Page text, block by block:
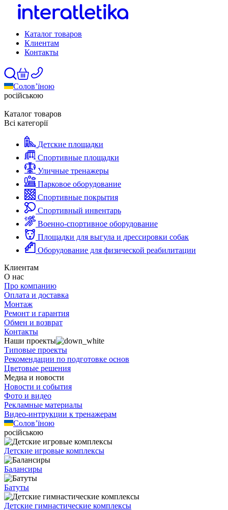
Каталог товаров
Клиентам
Контакты
Солов’їною
російською
Каталог товаров
Всі категорії
Детские площадки
Спортивные площадки
Уличные тренажеры
Парковое оборудование
Спортивные покрытия
Спортивный инвентарь
Военно-спортивное оборудование
Площадки для выгула и дрессировки собак
Оборудование для физической реабилитации
Клиентам
О нас
Про компанию
Оплата и доставка
Монтаж
Ремонт и гарантия
Обмен и возврат
Контакты
Наши проекты
Типовые проекты
Рекомендации по подготовке основ
Цветовые решения
Медиа и новости
Новости и события
Фото и видео
Рекламные материалы
Видео-интрукции к тренажерам
Солов’їною
російською
Детские игровые комплексы
Балансиры
Батуты
Детские гимнастические комплексы